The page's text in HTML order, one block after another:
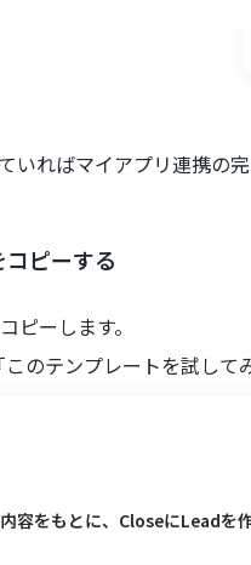
いればマイアプリ連携の
ピーする
ピーします。
のテンプレートを試して
容をもとに、CloseにLeadを